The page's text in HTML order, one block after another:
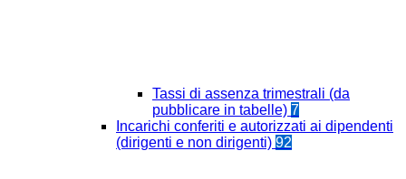
Tassi di assenza trimestrali (da
pubblicare in tabelle) 7
Incarichi conferiti e autorizzati ai dipendenti
(dirigenti e non dirigenti) 92